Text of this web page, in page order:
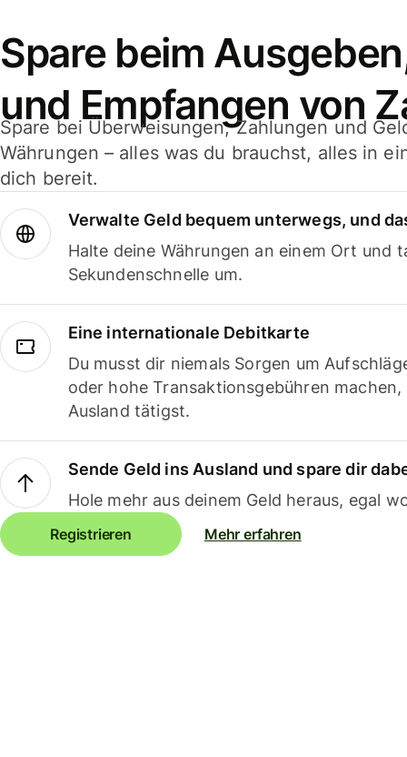
Spare beim
und Empfangen von
Spare bei Überweisungen, Zahlungen und
Währungen – alles was du brauchst, alles in
dich bereit.
Verwalte Geld bequem unterwegs, und
Halte deine Währungen an einem Ort und
Sekundenschnelle um.
Eine internationale Debitkarte
Du musst dir niemals Sorgen um
oder hohe Transaktionsgebühren
Ausland tätigst.
Sende Geld ins Ausland und spare dir
Hole mehr aus deinem Geld heraus, egal
Registrieren Mehr erfahren